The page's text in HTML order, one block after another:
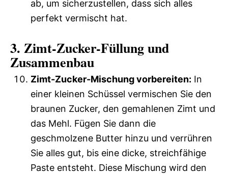
ab, um sicherzustellen, dass sich alles
perfekt vermischt hat.
3. Zimt-Zucker-Füllung und
Zusammenbau
Zimt-Zucker-Mischung vorbereiten: In
einer kleinen Schüssel vermischen Sie den
braunen Zucker, den gemahlenen Zimt und
das Mehl. Fügen Sie dann die
geschmolzene Butter hinzu und verrühren
Sie alles gut, bis eine dicke, streichfähige
Paste entsteht. Diese Mischung wird den